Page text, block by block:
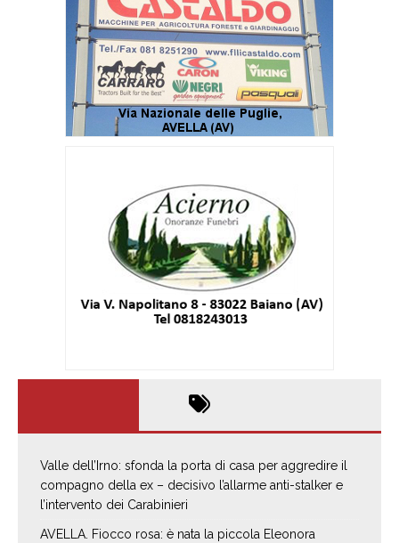
Valle dell’Irno: sfonda la porta di casa per aggredire il
compagno della ex – decisivo l’allarme anti-stalker e
l’intervento dei Carabinieri
AVELLA. Fiocco rosa: è nata la piccola Eleonora